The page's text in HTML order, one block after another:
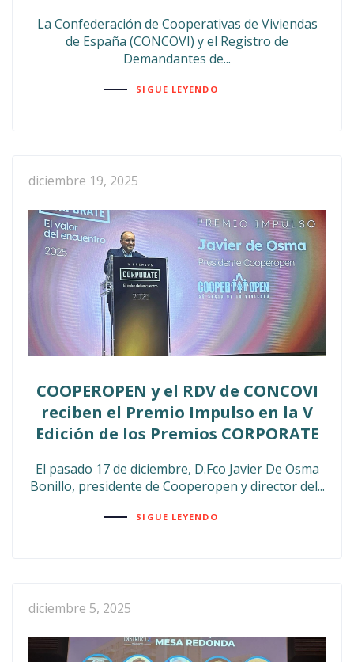
La Confederación de Cooperativas de Viviendas
de España (CONCOVI) y el Registro de
Demandantes de...
SIGUE LEYENDO
diciembre 19, 2025
COOPEROPEN y el RDV de CONCOVI
reciben el Premio Impulso en la V
Edición de los Premios CORPORATE
El pasado 17 de diciembre, D.Fco Javier De Osma
Bonillo, presidente de Cooperopen y director del...
SIGUE LEYENDO
diciembre 5, 2025